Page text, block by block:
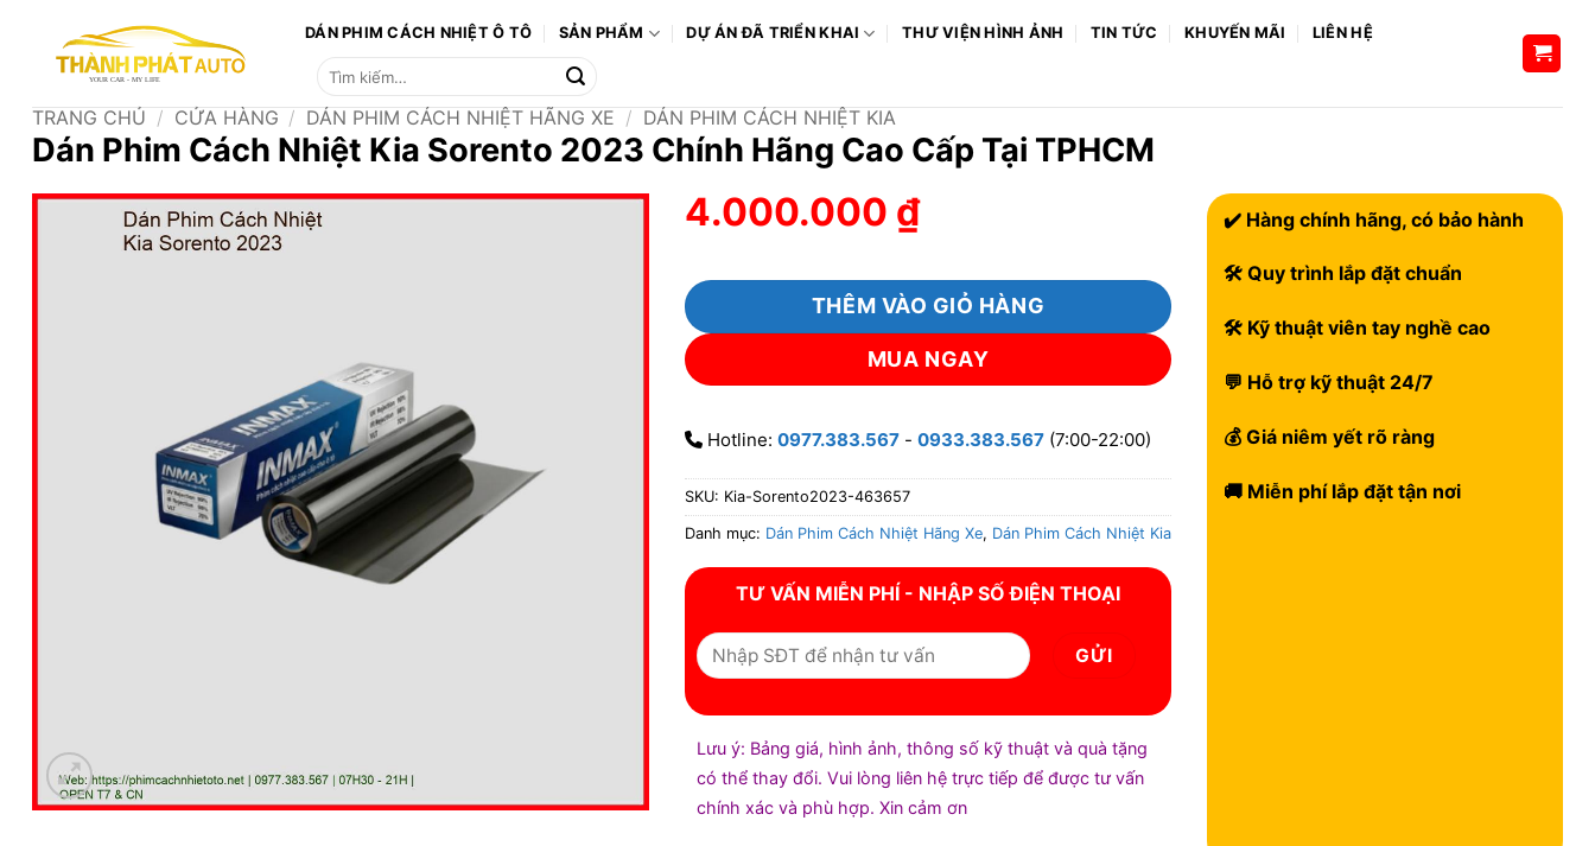
dung
DÁN PHIM CÁCH NHIỆT Ô TÔ SẢN PHẨM DỰ ÁN ĐÃ TRIỂN KHAI THƯ VIỆN HÌNH ẢNH TIN TỨC KHUYẾN MÃI
LIÊN HỆ
Tìm
TRANG CHỦ / CỬA HÀNG / DÁN PHIM CÁCH NHIỆT HÃNG XE / DÁN PHIM CÁCH NHIỆT KIA
Dán Phim Cách Nhiệt Kia Sorento 2023 Chính Hãng Cao Cấp Tại TPHCM
4.000.000 ₫
THÊM VÀO GIỎ HÀNG
MUA NGAY
Hotline: 0977.383.567 - 0933.383.567 (7:00-22:00)
SKU: Kia-Sorento2023-463657
Danh mục: Dán Phim Cách Nhiệt Hãng Xe, Dán Phim Cách Nhiệt Kia
TƯ VẤN MIỄN PHÍ - NHẬP SỐ ĐIỆN THOẠI
Lưu ý: Bảng giá, hình ảnh, thông số kỹ thuật và quà tặng
có thể thay đổi. Vui lòng liên hệ trực tiếp để được tư vấn
chính xác và phù hợp. Xin cảm ơn
✔️ Hàng chính hãng, có bảo hành
🛠 Quy trình lắp đặt chuẩn
🛠 Kỹ thuật viên tay nghề cao
💬 Hỗ trợ kỹ thuật 24/7
💰 Giá niêm yết rõ ràng
🚚 Miễn phí lắp đặt tận nơi